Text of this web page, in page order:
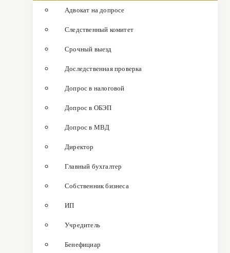
Адвокат на допросе
Следственный комитет
Срочный выезд
Доследственная проверка
Допрос в налоговой
Допрос в ОБЭП
Допрос в МВД
Директор
Главный бухгалтер
Собственник бизнеса
ИП
Учредитель
Бенефициар